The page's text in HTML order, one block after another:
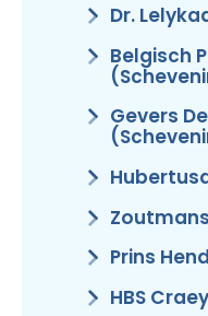
Dr.
Belgisch
Gevers
Prins
HBS